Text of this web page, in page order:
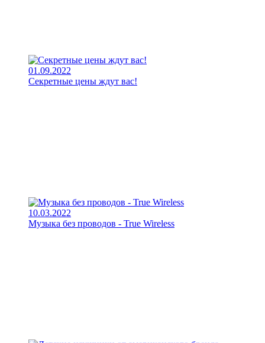
01.09.2022
Секретные цены ждут вас!
10.03.2022
Музыка без проводов - True Wireless